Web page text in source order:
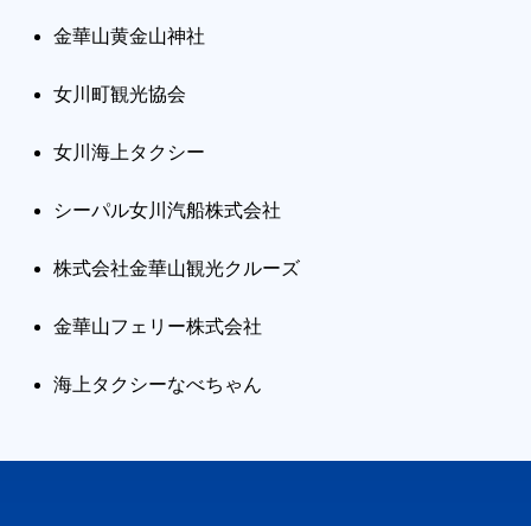
金華山黄金山神社
女川町観光協会
女川海上タクシー
シーパル女川汽船株式会社
株式会社金華山観光クルーズ
金華山フェリー株式会社
海上タクシーなべちゃん